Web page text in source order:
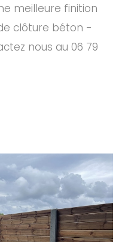
meilleure finition
clôture béton -
nous au 06 79